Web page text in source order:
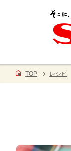
TOP レシピ